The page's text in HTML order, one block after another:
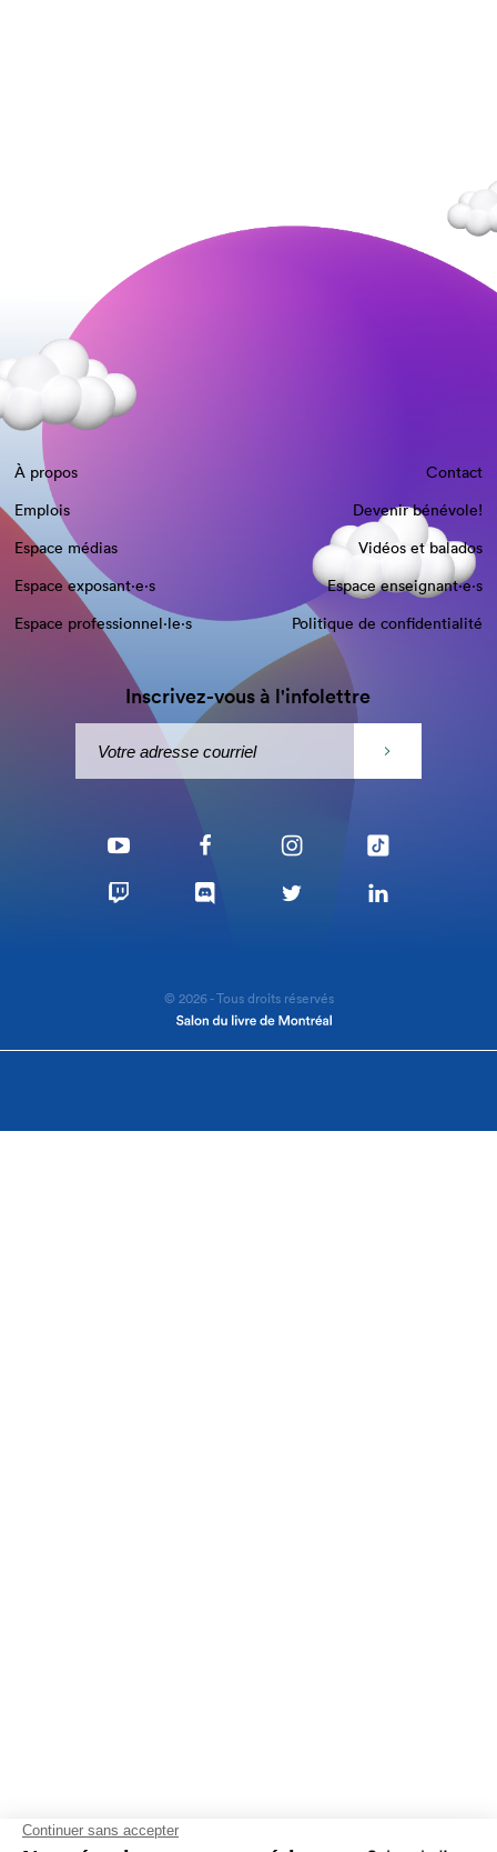
À propos
Contact
Emplois
Devenir bénévole!
Espace médias
Vidéos et balados
Espace exposant·e⋅s
Espace enseignant·e⋅s
Espace professionnel·le⋅s
Politique de confidentialité
Inscrivez-vous à l'infolettre
© 2026 - Tous droits réservés